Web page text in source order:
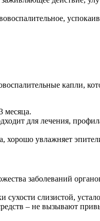
капли,
месяца.
для лечения,
хорошо увлажняет
заболеваний
слизистой,
– не вызывают